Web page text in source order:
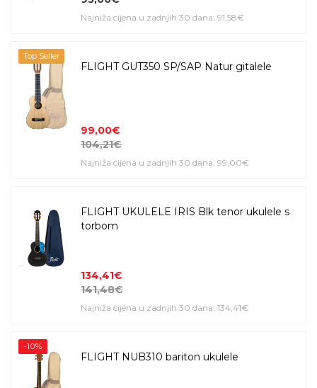
Najniža cijena u zadnjih 30 dana: 91,58€
Top Seller
FLIGHT GUT350 SP/SAP Natur gitalele
99,00€
104,21€
Najniža cijena u zadnjih 30 dana: 99,00€
FLIGHT UKULELE IRIS Blk tenor ukulele s
torbom
134,41€
141,48€
Najniža cijena u zadnjih 30 dana: 134,41€
-10%
FLIGHT NUB310 bariton ukulele